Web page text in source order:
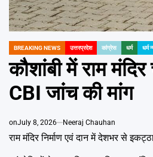
POSTED
BREAKING NEWS उत्तरप्रदेश कांग्रेस धर्म धर्म
कौशांबी में राम
CBI जांच की मांग
onJuly 8, 2026 Neeraj Chauhan
राम मंदिर निर्माण एवं दान में देशभर से